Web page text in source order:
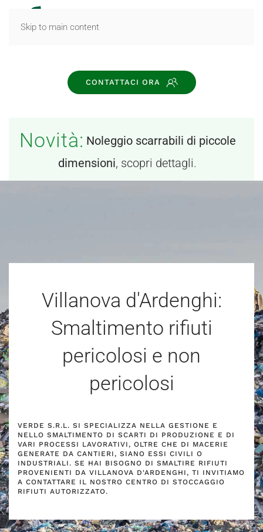
Skip to main content
CONTATTACI ORA
Novità: Noleggio scarrabili di piccole
dimensioni, scopri dettagli.
Villanova d'Ardenghi:
Smaltimento rifiuti
pericolosi e non
pericolosi
VERDE S.R.L. SI SPECIALIZZA NELLA GESTIONE E
NELLO SMALTIMENTO DI SCARTI DI PRODUZIONE E DI
VARI PROCESSI LAVORATIVI, OLTRE CHE DI MACERIE
GENERATE DA CANTIERI, SIANO ESSI CIVILI O
INDUSTRIALI. SE HAI BISOGNO DI SMALTIRE RIFIUTI
PROVENIENTI DA VILLANOVA D'ARDENGHI, TI INVITIAMO
A CONTATTARE IL NOSTRO CENTRO DI STOCCAGGIO
RIFIUTI AUTORIZZATO.